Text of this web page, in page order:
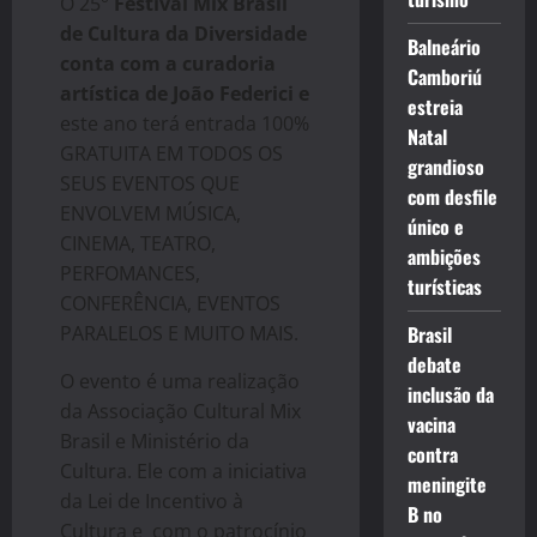
de Cultura da Diversidade
conta com a curadoria
artística de João Federici e
este ano terá entrada 100%
GRATUITA EM TODOS OS
SEUS EVENTOS QUE
ENVOLVEM MÚSICA,
CINEMA, TEATRO,
PERFOMANCES,
CONFERÊNCIA, EVENTOS
PARALELOS E MUITO MAIS.
O evento é uma realização
da Associação Cultural Mix
Brasil e Ministério da
Cultura. Ele com a iniciativa
da Lei de Incentivo à
Cultura e com o patrocínio
Balneário
Camboriú
estreia
Natal
grandioso
com desfile
único e
ambições
turísticas
Brasil
debate
inclusão da
vacina
contra
meningite
B no